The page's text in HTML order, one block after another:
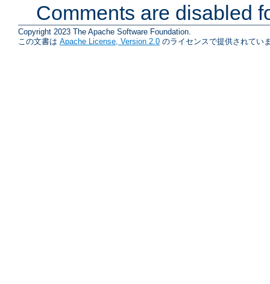
Comments are disabled
Copyright 2023 The Apache Software Foundation.
この文書は Apache License, Version 2.0 のライセンスで提供されてい